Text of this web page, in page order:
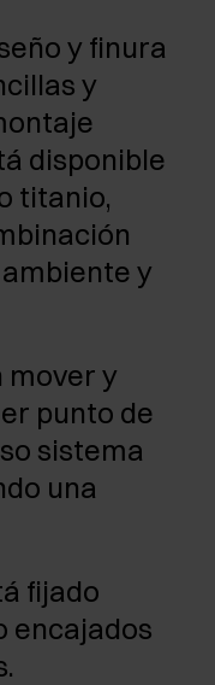
y finura
y
disponible
titanio,
y
mover y
punto de
sistema
una
fijado
encajados